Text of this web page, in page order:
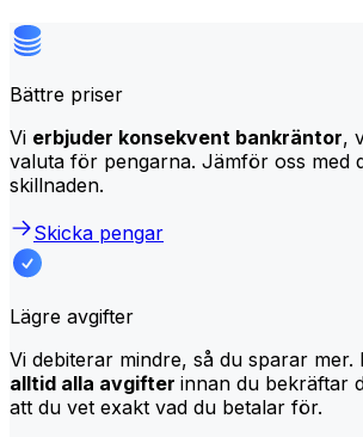
Bättre priser
Vi erbjuder konsekvent bankräntor,
valuta för pengarna. Jämför oss med
skillnaden.
Skicka pengar
Lägre avgifter
Vi debiterar mindre, så du sparar mer.
alltid alla avgifter innan du bekräftar
att du vet exakt vad du betalar för.